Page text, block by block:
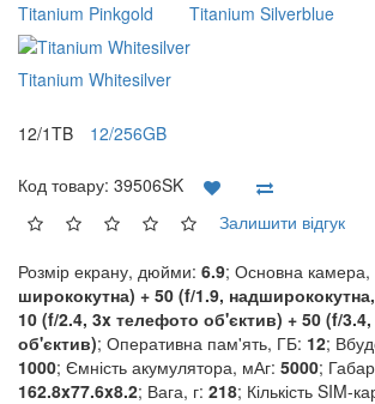
Titanium Pinkgold Titanium Silverblue
Titanium Whitesilver
12/1TB 12/256GB
Код товару: 39506SK
Залишити відгук
Розмір екрану, дюйми: 6.9; Основна
ширококутна) + 50 (f/1.9,
10 (f/2.4, 3x телефото об'єктив) + 50 (f/
об'єктив); Оперативна пам'ять, ГБ: 12;
1000; Ємність акумулятора, мАг: 5000;
162.8x77.6x8.2; Вага, г: 218; Кількість SIM-